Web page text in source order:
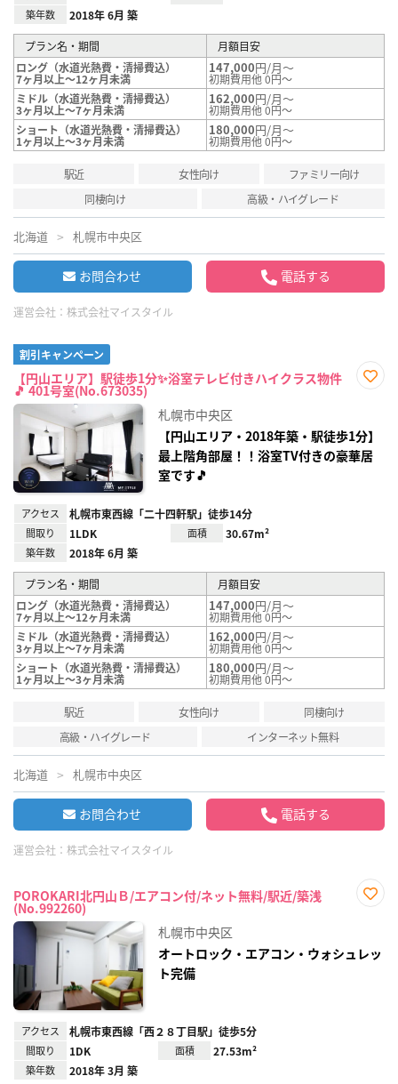
築年数 2018年 6月 築
プラン名・期間
月額目安
ロング（水道光熱費・清掃費込）
7ヶ月以上～12ヶ月未満
147,000円/月～
初期費用他 0円～
ミドル（水道光熱費・清掃費込）
3ヶ月以上～7ヶ月未満
162,000円/月～
初期費用他 0円～
ショート（水道光熱費・清掃費込）
1ヶ月以上～3ヶ月未満
180,000円/月～
初期費用他 0円～
駅近 女性向け
ファミリー向け
同棲向け
高級・ハイグレード
北海道 札幌市中央区
お問合わせ 電話する
運営会社： 株式会社マイスタイル
割引キャンペーン
【円山エリア】駅徒歩1分✨浴室テレビ付きハイクラス物件
🎵 401号室(No.673035)
録
札幌市中央区
【円山エリア・2018年築・駅徒歩1分】
最上階角部屋！！浴室TV付きの豪華居
室です🎵
アクセス 札幌市東西線「二十四軒駅」徒歩14分
間取り 1LDK 面積 30.67m²
築年数 2018年 6月 築
プラン名・期間
月額目安
ロング（水道光熱費・清掃費込）
7ヶ月以上～12ヶ月未満
147,000円/月～
初期費用他 0円～
ミドル（水道光熱費・清掃費込）
3ヶ月以上～7ヶ月未満
162,000円/月～
初期費用他 0円～
ショート（水道光熱費・清掃費込）
1ヶ月以上～3ヶ月未満
180,000円/月～
初期費用他 0円～
駅近 女性向け
同棲向け
高級・ハイグレード
インターネット無料
北海道 札幌市中央区
お問合わせ 電話する
運営会社： 株式会社マイスタイル
POROKARI北円山Ｂ/エアコン付/ネット無料/駅近/築浅
(No.992260)
録
札幌市中央区
オートロック・エアコン・ウォシュレッ
ト完備
アクセス 札幌市東西線「西２８丁目駅」徒歩5分
間取り 1DK 面積 27.53m²
築年数 2018年 3月 築